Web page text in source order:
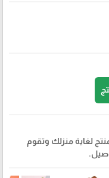
لغاية منزلك وتقوم